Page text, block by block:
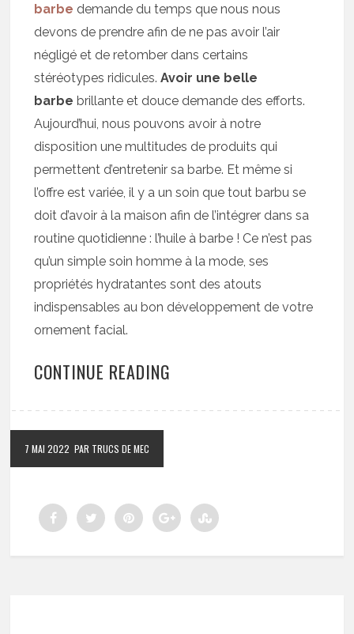
barbe demande du temps que nous nous
devons de prendre afin de ne pas avoir l’air
négligé et de retomber dans certains
stéréotypes ridicules.Avoir une belle
barbe brillante et douce demande des efforts.
Aujourd’hui, nous pouvons avoir à notre
disposition une multitudes de produits qui
permettent d’entretenir sa barbe. Et même si
l’offre est variée, il y a un soin que tout barbu se
doit d’avoir à la maison afin de l’intégrer dans sa
routine quotidienne : l’huile à barbe ! Ce n’est pas
qu’un simple soin homme à la mode, ses
propriétés hydratantes sont des atouts
indispensables au bon développement de votre
ornement facial.
CONTINUE READING
7 MAI 2022 PAR TRUCS DE MEC